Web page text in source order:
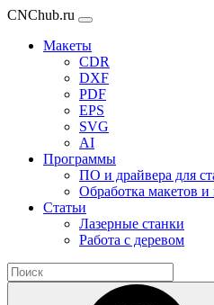
CNChub.ru
Макеты
CDR
DXF
PDF
EPS
SVG
AI
Программы
ПО и драйвера для
Обработка макетов
Статьи
Лазерные станки
Работа с деревом